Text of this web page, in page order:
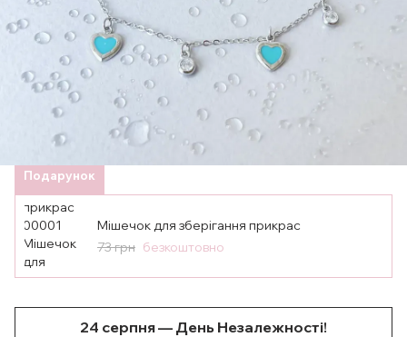
Подарунок
Мішечок для зберігання прикрас
73 грн безкоштовно
24 серпня — День Незалежності!